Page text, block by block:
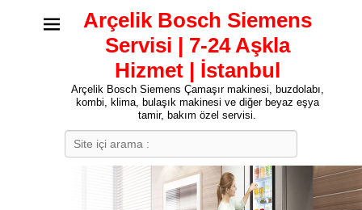
Arçelik Bosch Siemens
Servisi | 7-24 Aşkla
Hizmet | İstanbul
Arçelik Bosch Siemens Çamaşır makinesi, buzdolabı,
kombi, klima, bulaşık makinesi ve diğer beyaz eşya
tamir, bakım özel servisi.